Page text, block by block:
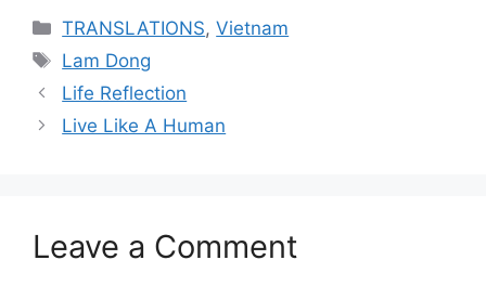
Categories
TRANSLATIONS,Vietnam
Tags
Lam Dong
Life Reflection
Live Like A Human
Leave a Comment